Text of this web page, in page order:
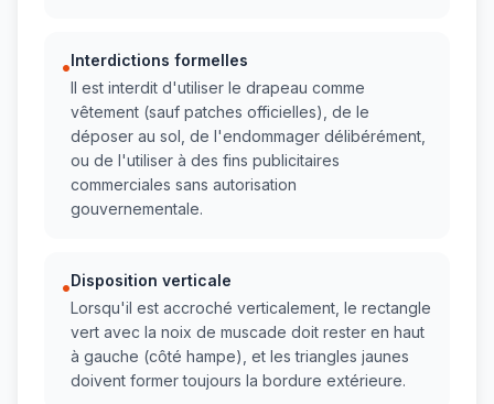
•Interdictions formelles
Il est interdit d'utiliser le drapeau comme
vêtement (sauf patches officielles), de le
déposer au sol, de l'endommager délibérément,
ou de l'utiliser à des fins publicitaires
commerciales sans autorisation
gouvernementale.
•Disposition verticale
Lorsqu'il est accroché verticalement, le rectangle
vert avec la noix de muscade doit rester en haut
à gauche (côté hampe), et les triangles jaunes
doivent former toujours la bordure extérieure.